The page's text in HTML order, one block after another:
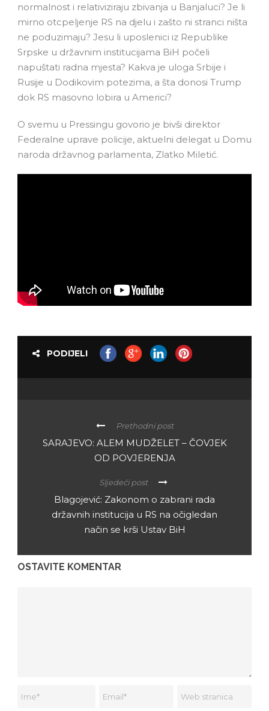
normalnost i relativiziraju zbivanja u Banjaluci? Je li
mirno otcpeljenje RS na djelu i zašto ni stranci ništa
ne poduzimaju? Jesu li uposlenici iz Republike
Srpske u državnim institucijama BiH počeli
napuštati radna mjesta? Kakva je uloga Srbije i
Rusije u Dodikovim potezima, a šta donosi Trump
dok RS masovno lobira u Americi?
O svemu u Pressingu govorio je bivši direktor
Federalne uprave policije, aktuelni delegat u Domu
naroda državnog parlamenta, Zlatko Miletić.
PODIJELI
Prethodni post
SARAJEVO: ALEM MUDŽELET – ČOVJEK
OD POVJERENJA
Sljedeći post
Blagojević: Zakonom o zabrani rada
državnih institucija u RS na očigledan
način se krši Ustav BiH
OSTAVITE KOMENTAR